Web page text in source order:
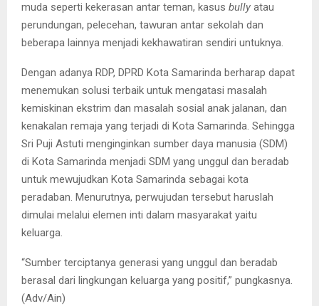
muda seperti kekerasan antar teman, kasus bully atau
perundungan, pelecehan, tawuran antar sekolah dan
beberapa lainnya menjadi kekhawatiran sendiri untuknya.
Dengan adanya RDP, DPRD Kota Samarinda berharap dapat
menemukan solusi terbaik untuk mengatasi masalah
kemiskinan ekstrim dan masalah sosial anak jalanan, dan
kenakalan remaja yang terjadi di Kota Samarinda. Sehingga
Sri Puji Astuti menginginkan sumber daya manusia (SDM)
di Kota Samarinda menjadi SDM yang unggul dan beradab
untuk mewujudkan Kota Samarinda sebagai kota
peradaban. Menurutnya, perwujudan tersebut haruslah
dimulai melalui elemen inti dalam masyarakat yaitu
keluarga.
“Sumber terciptanya generasi yang unggul dan beradab
berasal dari lingkungan keluarga yang positif,” pungkasnya.
(Adv/Ain)